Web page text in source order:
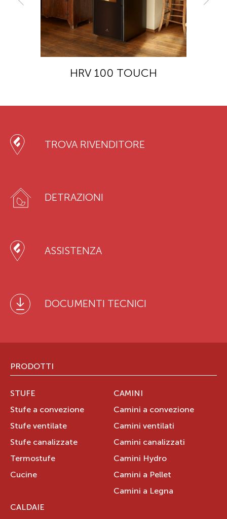
HRV 100 TOUCH
TROVA RIVENDITORE
DETRAZIONI
ASSISTENZA
DOCUMENTI TECNICI
PRODOTTI
STUFE
Stufe a convezione
Stufe ventilate
Stufe canalizzate
Termostufe
Cucine
CAMINI
Camini a convezione
Camini ventilati
Camini canalizzati
Camini Hydro
Camini a Pellet
Camini a Legna
CALDAIE